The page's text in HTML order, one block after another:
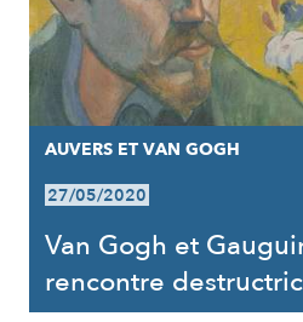
AUVERS ET VAN GOGH
27/05/2020
Van Gogh et
rencontre